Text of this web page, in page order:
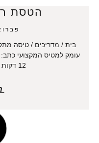
הטסת
פברואר 3,
בית / מדריכים / טיסה
12 דקות ✓ מאמר מוסמך